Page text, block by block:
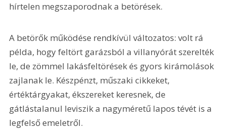
hírtelen megszaporodnak a betörések.
A betörők működése rendkívül változatos: volt rá
példa, hogy feltört garázsból a villanyórát szerelték
le, de zömmel lakásfeltörések és gyors kirámolások
zajlanak le. Készpénzt, műszaki cikkeket,
értéktárgyakat, ékszereket keresnek, de
gátlástalanul leviszik a nagyméretű lapos tévét is a
legfelső emeletről.